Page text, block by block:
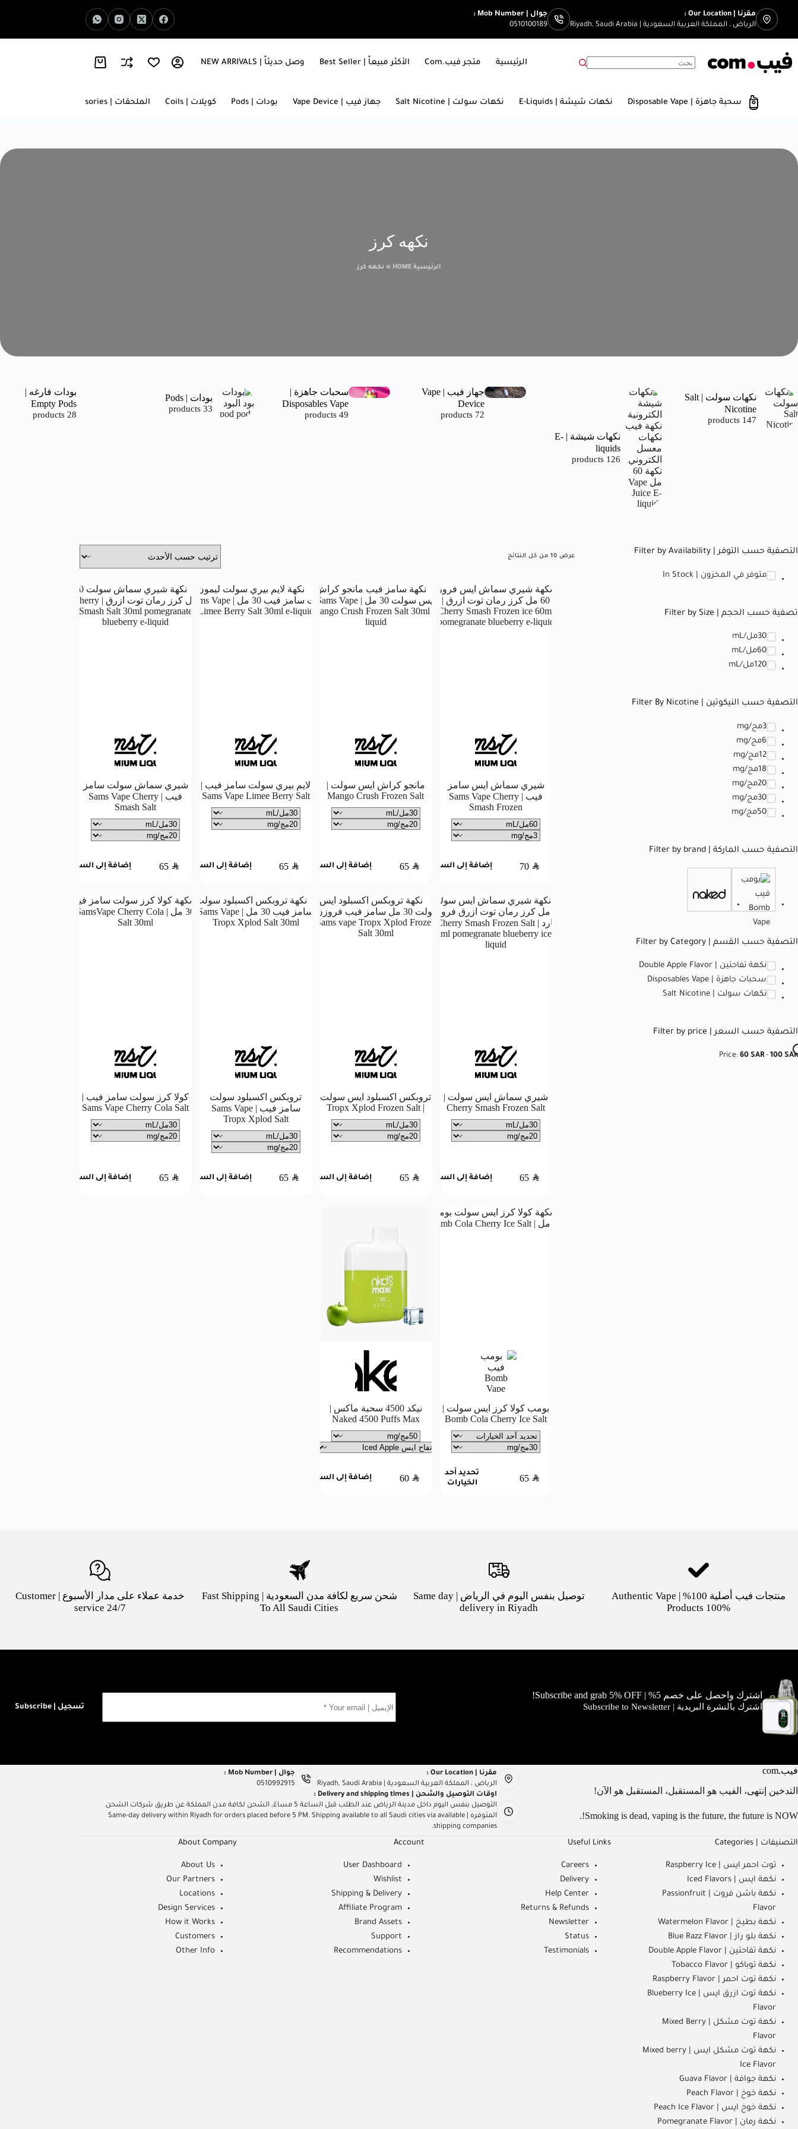
مقرنا | Our Location :
الرياض ، المملكة العربية السعودية | Riyadh, Saudi Arabia
جوال | Mob Number :
0510100189
الرئيسية متجر فيب.com الأكثر مبيعاً | Best Seller وصل حديثاً | NEW ARRIVALS اخبار الفيب | Vape News
سحبة جاهزة | Disposable Vape نكهات شيشة | E-Liquids نكهات سولت | Salt Nicotine جهاز فيب | Vape Device بودات | Pods كويلات | Coils الملحقات | Accessories
نكهه كرز
الرئيسية HOME » نكهه كرز
نكهات سولت | Salt
Nicotine
147 products
نكهات شيشة | E-
liquids
126 products
جهاز فيب | Vape
Device
72 products
سحبات جاهزة |
Disposables Vape
49 products
بودات | Pods
33 products
بودات فارغه |
Empty Pods
28 products
عرض ⁦10⁩ من كل النتائج
شيري سماش ايس سامز
فيب | Sams Vape Cherry
Smash Frozen
70 SAR إضافة إلى السلة
مانجو كراش ايس سولت |
Mango Crush Frozen Salt
65 SAR إضافة إلى السلة
لايم بيري سولت سامز فيب |
Sams Vape Limee Berry Salt
65 SAR إضافة إلى السلة
شيري سماش سولت سامز
فيب | Sams Vape Cherry
Smash Salt
65 SAR إضافة إلى السلة
شيري سماش ايس سولت |
Cherry Smash Frozen Salt
65 SAR إضافة إلى السلة
تروبكس اكسبلود ايس سولت
| Tropx Xplod Frozen Salt
65 SAR إضافة إلى السلة
تروبكس اكسبلود سولت
سامز فيب | Sams Vape
Tropx Xplod Salt
65 SAR إضافة إلى السلة
كولا كرز سولت سامز فيب |
Sams Vape Cherry Cola Salt
65 SAR إضافة إلى السلة
بومب كولا كرز ايس سولت |
Bomb Cola Cherry Ice Salt
65 SAR
تحديد أحد
الخيارات
نيكد 4500 سحبة ماكس |
Naked 4500 Puffs Max
60 SAR إضافة إلى السلة
التصفية حسب التوفر | Filter by Availability
متوفر في المخزون | In Stock
تصفية حسب الحجم | Filter by Size
30مل/mL
60مل/mL
120مل/mL
التصفية حسب النيكوتين | Filter By Nicotine
3مج/mg
6مج/mg
12مج/mg
18مج/mg
20مج/mg
30مج/mg
50مج/mg
التصفية حسب الماركة | Filter by brand
التصفية حسب القسم | Filter by Category
نكهة تفاحتين | Double Apple Flavor
سحبات جاهزة | Disposables Vape
نكهات سولت | Salt Nicotine
التصفية حسب السعر | Filter by price
Price: 60 SAR- 100 SAR
منتجات فيب أصلية 100% | Authentic Vape
Products 100%
توصيل بنفس اليوم في الرياض | Same day
delivery in Riyadh
شحن سريع لكافة مدن السعودية | Fast Shipping
To All Saudi Cities
خدمة عملاء على مدار الأسبوع | Customer
service 24/7
اشترك واحصل على خصم 5% | Subscribe and grab 5% OFF!
اشترك بالنشرة البريدية | Subscribe to Newsletter تسجيل | Subscribe
فيب.com
التدخين إنتهى، الفيب هو المستقبل، المستقبل هو الآن!
Smoking is dead, vaping is the future, the future is NOW!.
مقرنا | Our Location :
الرياض ، المملكة العربية السعودية | Riyadh, Saudi Arabia
جوال | Mob Number :
0510992915
اوقات التوصيل والشحن | Delivery and shipping times :
التوصيل بنفس اليوم داخل مدينة الرياض عند الطلب قبل الساعة 5 مساءً، الشحن لكافة مدن المملكة عن طريق شركات الشحن
المتوفره | Same-day delivery within Riyadh for orders placed before 5 PM. Shipping available to all Saudi cities via available
shipping companies.
التصنيفات | Categories
توت احمر ايس | Raspberry Ice
نكهة ايس | Iced Flavors
نكهة باشن فروت | Passionfruit
Flavor
نكهة بطيخ | Watermelon Flavor
نكهة بلو راز | Blue Razz Flavor
نكهة تفاحتين | Double Apple Flavor
نكهة توباكو | Tobacco Flavor
نكهة توت احمر | Raspberry Flavor
نكهة توت ازرق ايس | Blueberry Ice
Flavor
نكهة توت مشكل | Mixed Berry
Flavor
نكهة توت مشكل ايس | Mixed berry
Ice Flavor
نكهة جوافة | Guava Flavor
نكهة خوخ | Peach Flavor
نكهة خوخ ايس | Peach Ice Flavor
نكهة رمان | Pomegranate Flavor
Useful Links
Careers
Delivery
Help Center
Returns & Refunds
Newsletter
Status
Testimonials
Account
User Dashboard
Wishlist
Shipping & Delivery
Affiliate Program
Brand Assets
Support
Recommendations
About Company
About Us
Our Partners
Locations
Design Services
How it Works
Customers
Other Info